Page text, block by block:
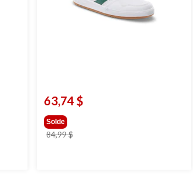
63,74 $
Solde
84,99 $